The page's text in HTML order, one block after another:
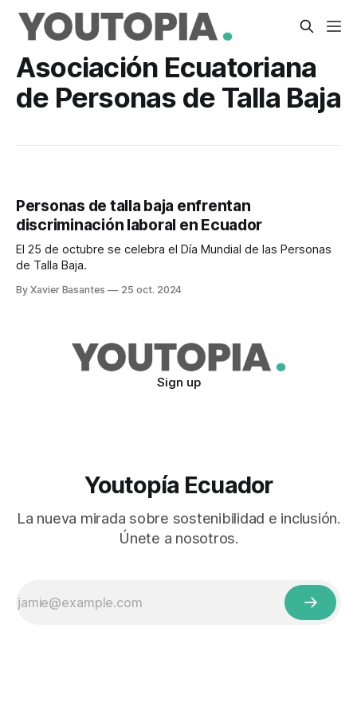
Asociación Ecuatoriana
de Personas de Talla Baja
Personas de talla baja enfrentan
discriminación laboral en Ecuador
El 25 de octubre se celebra el Día Mundial de las Personas
de Talla Baja.
By Xavier Basantes 25 oct. 2024
Sign up
Youtopía Ecuador
La nueva mirada sobre sostenibilidad e inclusión.
Únete a nosotros.